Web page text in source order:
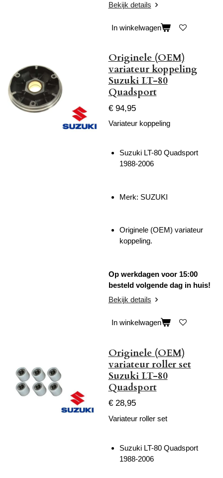
Bekijk details
In winkelwagen
Originele (OEM)
variateur koppeling
Suzuki LT-80
Quadsport
€ 94,95
Variateur koppeling
Suzuki LT-80 Quadsport
1988-2006
Merk: SUZUKI
Originele (OEM) variateur
koppeling.
Op werkdagen voor 15:00
besteld volgende dag in huis!
Bekijk details
In winkelwagen
Originele (OEM)
variateur roller set
Suzuki LT-80
Quadsport
€ 28,95
Variateur roller set
Suzuki LT-80 Quadsport
1988-2006